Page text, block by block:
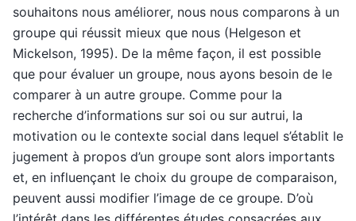
souhaitons nous améliorer, nous nous comparons à un
groupe qui réussit mieux que nous (Helgeson et
Mickelson, 1995). De la même façon, il est possible
que pour évaluer un groupe, nous ayons besoin de le
comparer à un autre groupe. Comme pour la
recherche d’informations sur soi ou sur autrui, la
motivation ou le contexte social dans lequel s’établit le
jugement à propos d’un groupe sont alors importants
et, en influençant le choix du groupe de comparaison,
peuvent aussi modifier l’image de ce groupe. D’où